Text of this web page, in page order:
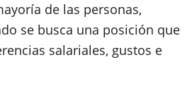
de las personas,
se busca una posición que
salariales, gustos e